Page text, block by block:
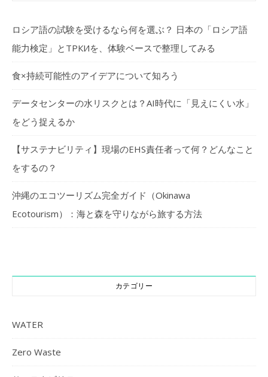
ロシア語の試験を受けるなら何を選ぶ？ 日本の「ロシア語
能力検定」とТРКИを、体験ベースで整理してみる
食×持続可能性のアイデアについて知ろう
データセンターの水リスクとは？AI時代に「見えにくい水」
をどう捉えるか
【サステナビリティ】現場のEHS責任者って何？どんなこと
をするの？
沖縄のエコツーリズム完全ガイド（Okinawa
Ecotourism）：海と森を守りながら旅する方法
カテゴリー
WATER
Zero Waste